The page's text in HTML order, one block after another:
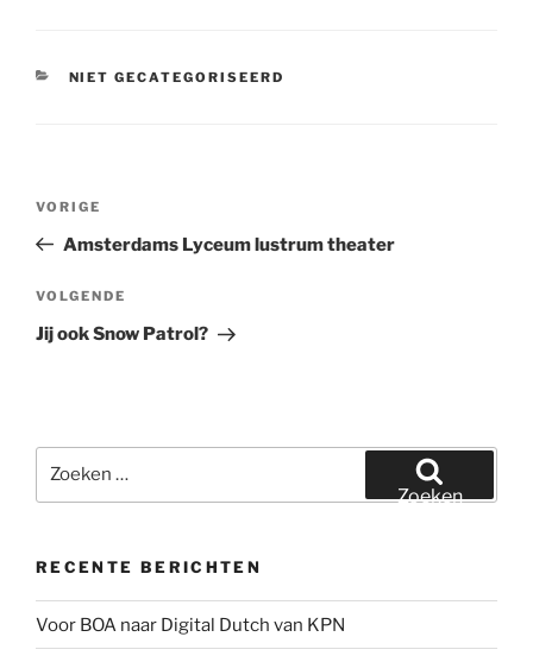
CATEGORIEËN
NIET GECATEGORISEERD
Vorig
bericht
VORIGE
Amsterdams Lyceum lustrum theater
Volgend
bericht
VOLGENDE
Jij ook Snow Patrol?
naar:
Zoeken
RECENTE BERICHTEN
Voor BOA naar Digital Dutch van KPN